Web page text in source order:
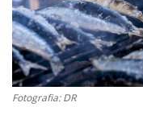
Saúde
Ficha técnica
Cultura
Fotografia: DR